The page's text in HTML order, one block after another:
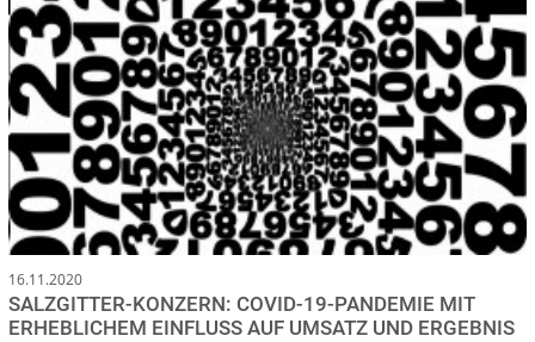
16.11.2020
SALZGITTER-KONZERN: COVID-19-PANDEMIE MIT
ERHEBLICHEM EINFLUSS AUF UMSATZ UND ERGEBNIS